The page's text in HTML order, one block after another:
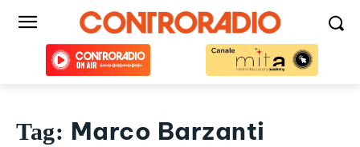
Tag: Marco Barzanti